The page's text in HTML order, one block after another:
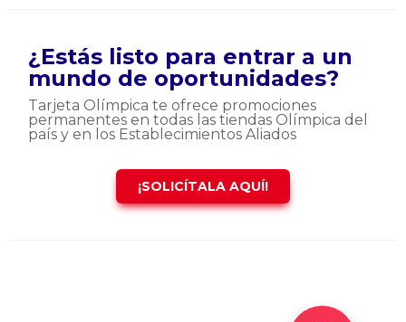
¿Estás listo para entrar a un
mundo de oportunidades?
Tarjeta Olímpica te ofrece promociones
permanentes en todas las tiendas Olímpica del
país y en los Establecimientos Aliados
¡SOLICÍTALA AQUÍ!